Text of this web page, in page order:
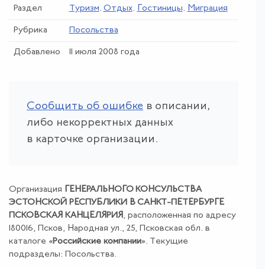
Раздел Туризм. Отдых. Гостиницы. Миграция
Рубрика Посольства
Добавлено 11 июля 2008 года
Сообщить об ошибке в описании,
либо некорректных данных
в карточке организации.
Организация ГЕНЕРАЛЬНОГО КОНСУЛЬСТВА
ЭСТОНСКОЙ РЕСПУБЛИКИ В САНКТ-ПЕТЕРБУРГЕ
ПСКОВСКАЯ КАНЦЕЛЯРИЯ , расположенная по адресу
180016, Псков, Народная ул., 25, Псковская обл. в
каталоге «Российские компании». Текущие
подразделы: Посольства.